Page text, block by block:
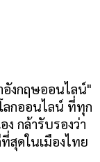
งกฤษออนไลน์"
ลกออนไลน์ ที่ทุก
ง กล้ารับรองว่า
สุดในเมืองไทย